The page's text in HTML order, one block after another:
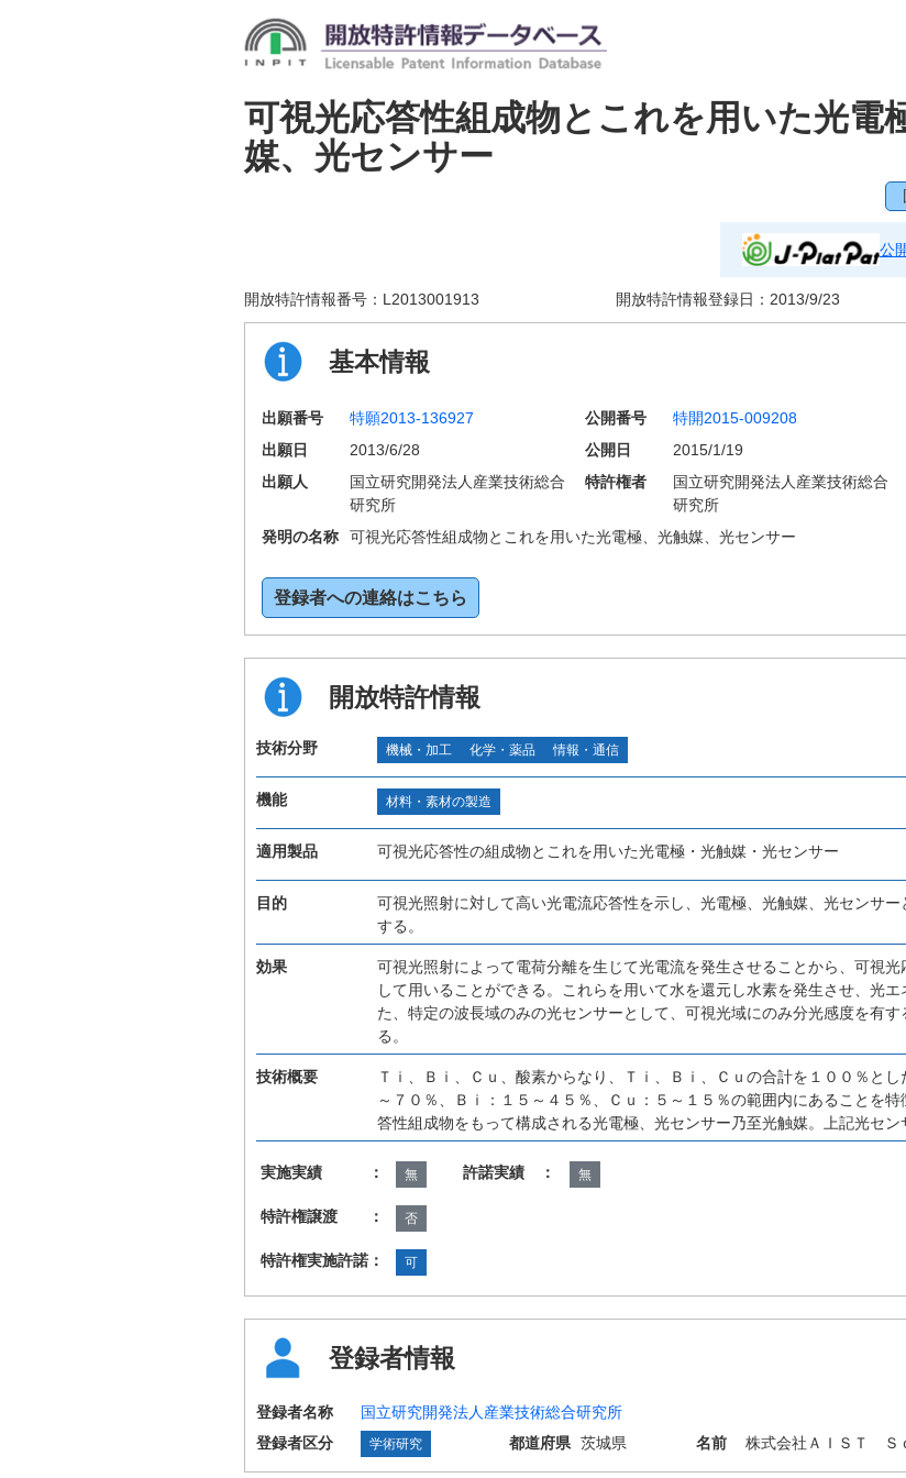
可視光応答性組成物とこれを用いた光電
媒、光センサー
公
開放特許情報番号： L2013001913 開放特許情報登録日： 2013/9/23
基本情報
出願番号 特願2013-136927 公開番号 特開2015-009208
出願日
2013/6/28 公開日
2015/1/19
出願人
国立研究開発法人産業技術総合
研究所
特許権者
国立研究開発法人産業技術総合
研究所
発明の名称 可視光応答性組成物とこれを用いた光電極、光触媒、光センサー
登録者への連絡はこちら
開放特許情報
技術分野 機械・加工 化学・薬品 情報・通信
機能 材料・素材の製造
適用製品 可視光応答性の組成物とこれを用いた光電極・光触媒・光センサー
目的
可視光照射に対して高い光電流応答性を示し、光電極、光触媒、光センサ
する。
効果
可視光照射によって電荷分離を生じて光電流を発生させることから、可視
して用いることができる。これらを用いて水を還元し水素を発生させ、光
た、特定の波長域のみの光センサーとして、可視光域にのみ分光感度を有
る。
技術概要
Ｔｉ、Ｂｉ、Ｃｕ、酸素からなり、Ｔｉ、Ｂｉ、Ｃｕの合計を１００％と
～７０％、Ｂｉ：１５～４５％、Ｃｕ：５～１５％の範囲内にあることを
答性組成物をもって構成される光電極、光センサー乃至光触媒。上記光セン
実施実績 ： 無 許諾実績 ： 無
特許権譲渡 ： 否
特許権実施許諾： 可
登録者情報
登録者名称
国立研究開発法人産業技術総合研究所
登録者区分
学術研究 都道府県 茨城県 名前 株式会社ＡＩＳＴ Ｓ